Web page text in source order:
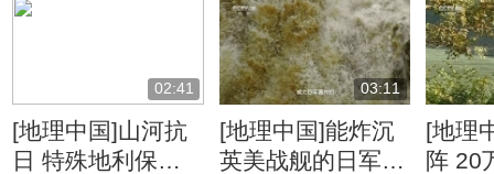
02:41
[地理中国]山河抗
日 特殊地利保护
03:11
[地理中国]能炸沉
英美战舰的日军为
[地理
阵 20